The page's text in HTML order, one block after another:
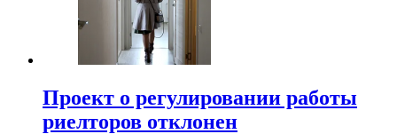
Проект о регулировании работы
риелторов отклонен